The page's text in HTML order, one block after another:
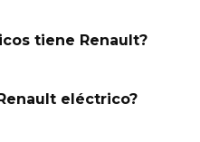
tiene Renault?
eléctrico?